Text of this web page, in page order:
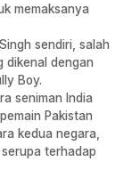
memaksanya
sendiri, salah
dikenal dengan
Boy.
seniman India
Pakistan
kedua negara,
terhadap